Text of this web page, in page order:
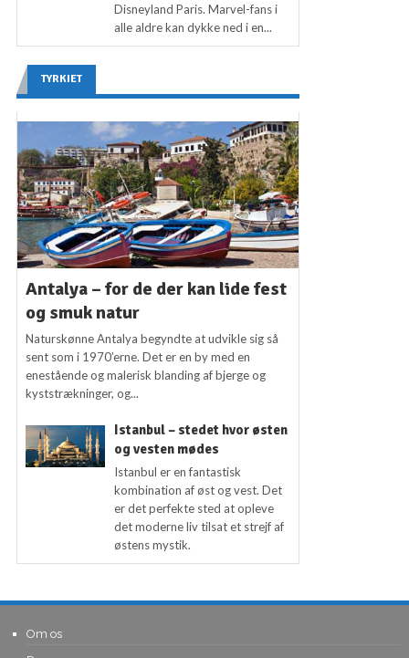
Disneyland Paris. Marvel-fans i
alle aldre kan dykke ned i en...
TYRKIET
Antalya – for de der kan lide fest
og smuk natur
Naturskønne Antalya begyndte at udvikle sig så
sent som i 1970’erne. Det er en by med en
enestående og malerisk blanding af bjerge og
kyststrækninger, og...
Istanbul – stedet hvor østen
og vesten mødes
Istanbul er en fantastisk
kombination af øst og vest. Det
er det perfekte sted at opleve
det moderne liv tilsat et strejf af
østens mystik.
Om os